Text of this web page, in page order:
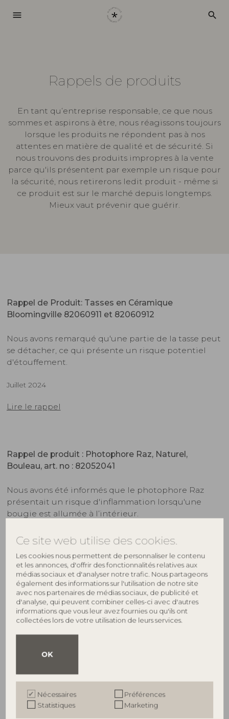
Ce site web utilise des cookies.
Les cookies nous permettent de personnaliser le contenu
et les annonces, d'offrir des fonctionnalités relatives aux
médias sociaux et d'analyser notre trafic. Nous partageons
également des informations sur l'utilisation de notre site
avec nos partenaires de médias sociaux, de publicité et
d'analyse, qui peuvent combiner celles-ci avec d'autres
informations que vous leur avez fournies ou qu'ils ont
collectées lors de votre utilisation de leurs services.
OK
Nécessaires
Préférences
Statistiques
Marketing
menu search
Rappels de produits
En tant qu’entreprise responsable, ce que nous
sommes et aspirons à être, nous réagissons toujours
lorsque les produits ne répondent pas à nos
attentes en matière de qualité et de sécurité. Si
nous trouvons des produits impropres à la vente
parce qu'ils présentent par exemple un risque pour
la sécurité, nous retirerons ledit produit - même si
ce produit est sur le marché depuis longtemps.
Mieux vaut prévenir que guérir.
Rappel de Produit: Tasses en Céramique
Bloomingville 82060911 et 82060912
Nous avons remarqué qu'une partie de la tasse peut
se détacher, ce qui présente un risque potentiel
d'étouffement.
Juillet 2024
Lire le rappel
Rappel de produit : Photophore Raz, Naturel,
Bouleau, art. no : 82052041
Nous avons été informés que le photophore Raz
présentait un risque d'inflammation lorsqu'une
bougie est allumée à l’intérieur.
Décembre 2022
Lire le rappel
Rappel de produit : Applique murale, Naturel,
Contreplaqué, art. no : 68603061 + 68603062.
présentait un risque de fonte, susceptible de
Octobre 2021
Lire le rappel